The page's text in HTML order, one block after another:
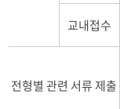
교내접수
전형별 관련 서류 제출